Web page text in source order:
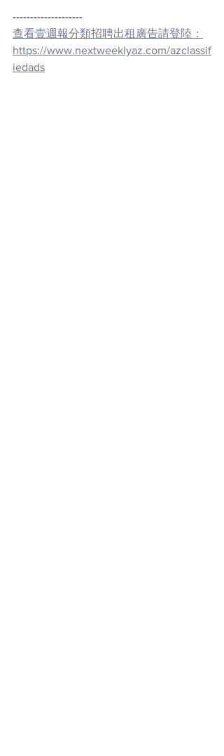
--------------------
查看壹週報分類招聘出租廣告請登陸：
https://www.nextweeklyaz.com/azclassif
iedads